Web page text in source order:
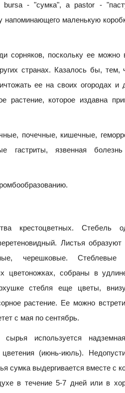
bursa - "сумка", a pastor -
напоминающего маленькую
сорняков, поскольку ее можно
странах. Казалось бы, тем,
ее на своих огородах и
растение, которое издавна
почечные, кишечные,
гастриты, язвенная
крестоцветных. Стебель
Листья образуют
черешковые.
собраны в
стебля еще цветы,
растение. Ее можно
с мая по сентябрь.
сырья используется
(июнь-июль).
выдергивается вместе с
в течение 5-7 дней или в